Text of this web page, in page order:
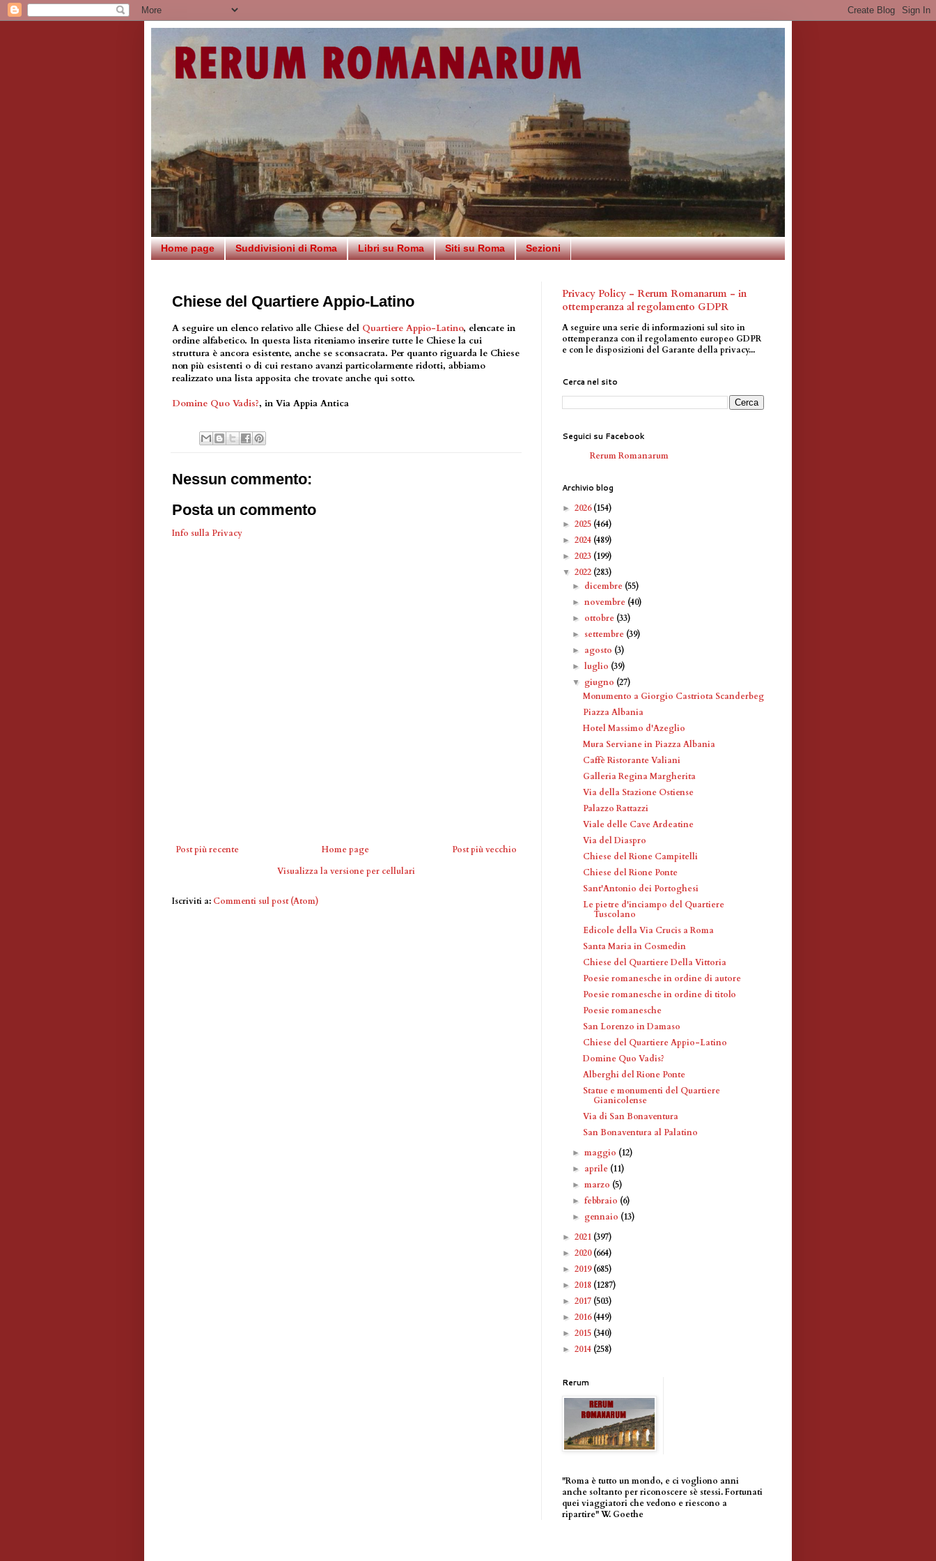
Home page Suddivisioni di Roma Libri su Roma Siti su Roma Sezioni
Chiese del Quartiere Appio-Latino
A seguire un elenco relativo alle Chiese del Quartiere Appio-Latino, elencate in
ordine alfabetico. In questa lista riteniamo inserire tutte le Chiese la cui
struttura è ancora esistente, anche se sconsacrata. Per quanto riguarda le Chiese
non più esistenti o di cui restano avanzi particolarmente ridotti, abbiamo
realizzato una lista apposita che trovate anche qui sotto.
Domine Quo Vadis?, in Via Appia Antica
Nessun commento:
Posta un commento
Info sulla Privacy
Post più recente Post più vecchio
Home page
Visualizza la versione per cellulari
Iscriviti a: Commenti sul post (Atom)
Privacy Policy - Rerum Romanarum - in
ottemperanza al regolamento GDPR
A seguire una serie di informazioni sul sito in
ottemperanza con il regolamento europeo GDPR
e con le disposizioni del Garante della privacy...
Cerca nel sito
Seguici su Facebook
Rerum Romanarum
Archivio blog
► 2026(154)
► 2025 (464)
► 2024 (489)
► 2023 (199)
▼ 2022 (283)
► dicembre (55)
►novembre (40)
► ottobre (33)
► settembre (39)
► agosto (3)
►luglio (39)
▼ giugno (27)
Monumento a Giorgio Castriota Scanderbeg
Piazza Albania
Hotel Massimo d'Azeglio
Mura Serviane in Piazza Albania
Caffè Ristorante Valiani
Galleria Regina Margherita
Via della Stazione Ostiense
Palazzo Rattazzi
Viale delle Cave Ardeatine
Via del Diaspro
Chiese del Rione Campitelli
Chiese del Rione Ponte
Sant'Antonio dei Portoghesi
Le pietre d'inciampo del Quartiere
Tuscolano
Edicole della Via Crucis a Roma
Santa Maria in Cosmedin
Chiese del Quartiere Della Vittoria
Poesie romanesche in ordine di autore
Poesie romanesche in ordine di titolo
Poesie romanesche
San Lorenzo in Damaso
Chiese del Quartiere Appio-Latino
Domine Quo Vadis?
Alberghi del Rione Ponte
Statue e monumenti del Quartiere
Gianicolense
Via di San Bonaventura
San Bonaventura al Palatino
►maggio (12)
► aprile (11)
►marzo (5)
►febbraio (6)
► gennaio (13)
► 2021 (397)
► 2020(664)
► 2019(685)
► 2018 (1287)
► 2017 (503)
► 2016(449)
► 2015 (340)
► 2014 (258)
Rerum
"Roma è tutto un mondo, e ci vogliono anni
anche soltanto per riconoscere sè stessi. Fortunati
quei viaggiatori che vedono e riescono a
ripartire" W. Goethe